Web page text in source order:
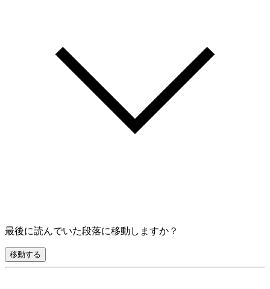
最後に読んでいた段落に移動しますか？
移動する